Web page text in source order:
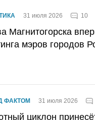
31 июля 2026 10
Магнитогорска
мэров городов
ФАКТОМ 31 июля 2026
циклон